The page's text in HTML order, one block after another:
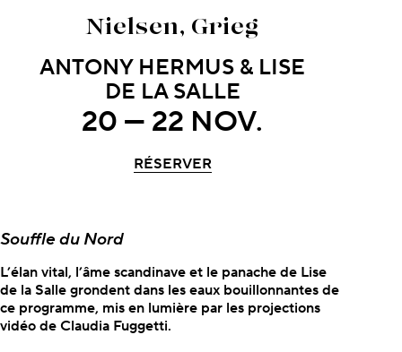
Nielsen, Grieg
ANTONY HERMUS & LISE
DE LA SALLE
20 — 22 NOV.
RÉSERVER
À propos du concert
Souffle du Nord
L’élan vital, l’âme scandinave et le panache de Lise
de la Salle grondent dans les eaux bouillonnantes de
ce programme, mis en lumière par les projections
vidéo de Claudia Fuggetti.